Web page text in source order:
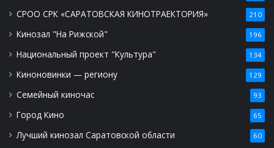
СРОО СРК «САРАТОВСКАЯ КИНОТРАЕКТОРИЯ» 210
Кинозал "На Рижской" 196
Национальный проект "Культура" 134
Киноновинки — региону 129
Семейный киночас 93
Город Кино 65
Лучший кинозал Саратовской области 60